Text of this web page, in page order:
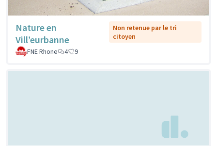
Nature en
Vill’eurbanne
Non retenue par le tri
citoyen
FNE Rhone
4 9